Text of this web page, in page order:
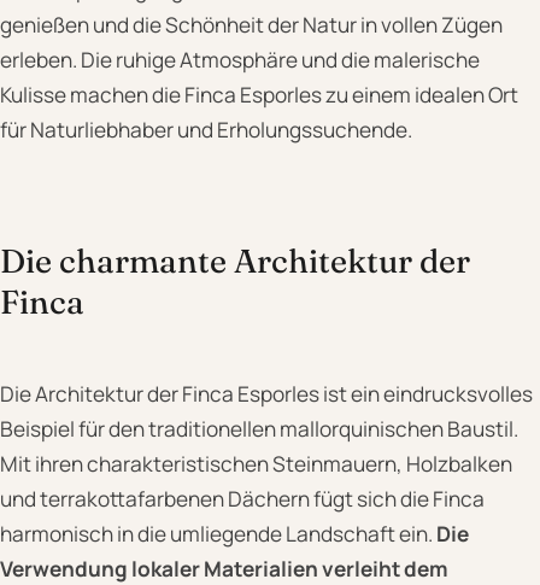
genießen und die Schönheit der Natur in vollen Zügen
erleben. Die ruhige Atmosphäre und die malerische
Kulisse machen die Finca Esporles zu einem idealen Ort
für Naturliebhaber und Erholungssuchende.
Die charmante Architektur der
Finca
Die Architektur der Finca Esporles ist ein eindrucksvolles
Beispiel für den traditionellen mallorquinischen Baustil.
Mit ihren charakteristischen Steinmauern, Holzbalken
und terrakottafarbenen Dächern fügt sich die Finca
harmonisch in die umliegende Landschaft ein. Die
Verwendung lokaler Materialien verleiht dem